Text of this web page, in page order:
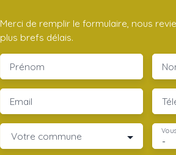
Merci de remplir le formulaire, nous
plus brefs délais.
Prénom
Email
Votre commune -